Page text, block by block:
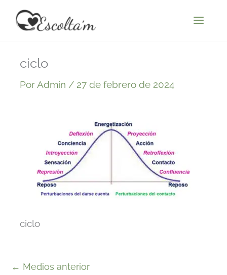
contenido
ciclo
Por Admin / 27 de febrero de 2024
ciclo
← Medios anterior